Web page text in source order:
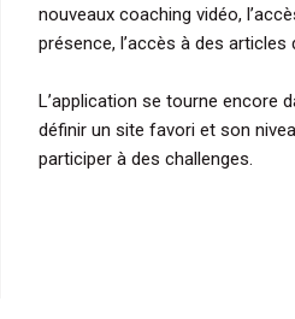
nouveaux coaching vidéo,
présence, l’accès à des
L’application se tourne encore
définir un site favori et son
participer à des challenges.